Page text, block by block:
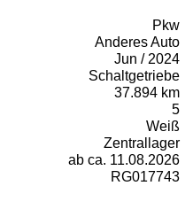
Pkw
Anderes Auto
Jun / 2024
Schaltgetriebe
37.894 km
5
Weiß
Zentrallager
ab ca. 11.08.2026
RG017743